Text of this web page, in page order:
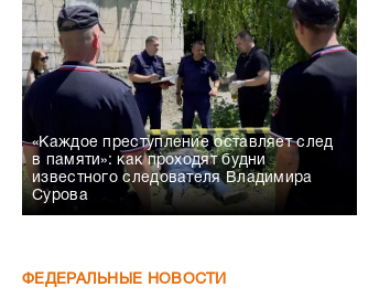
«Каждое преступление оставляет след
в памяти»: как проходят будни
известного следователя Владимира
Сурова
ФЕДЕРАЛЬНЫЕ НОВОСТИ